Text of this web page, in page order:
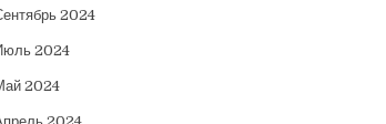
2024
2024
2024